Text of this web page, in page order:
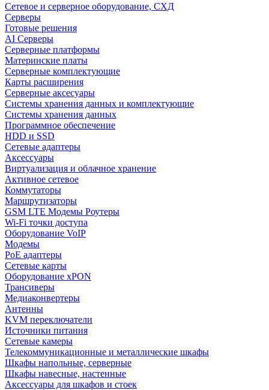
Сетевое и серверное оборудование, СХД
Cерверы
Готовые решения
AI Серверы
Серверные платформы
Материнские платы
Серверные комплектующие
Карты расширения
Серверные аксесуары
Системы хранения данных и комплектующие
Системы хранения данных
Программное обеспечение
HDD и SSD
Сетевые адаптеры
Аксессуары
Виртуализация и облачное хранение
Активное сетевое
Коммутаторы
Маршрутизаторы
GSM LTE Модемы Роутеры
Wi-Fi точки доступа
Оборудование VoIP
Модемы
PoE адаптеры
Сетевые карты
Оборудование xPON
Трансиверы
Медиаконвертеры
Антенны
KVM переключатели
Источники питания
Сетевые камеры
Телекоммуникационные и металлические шкафы
Шкафы напольные, серверные
Шкафы навесные, настенные
Аксессуары для шкафов и стоек